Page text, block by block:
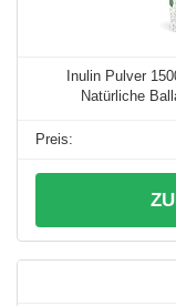
Inulin Pulver
Natürliche